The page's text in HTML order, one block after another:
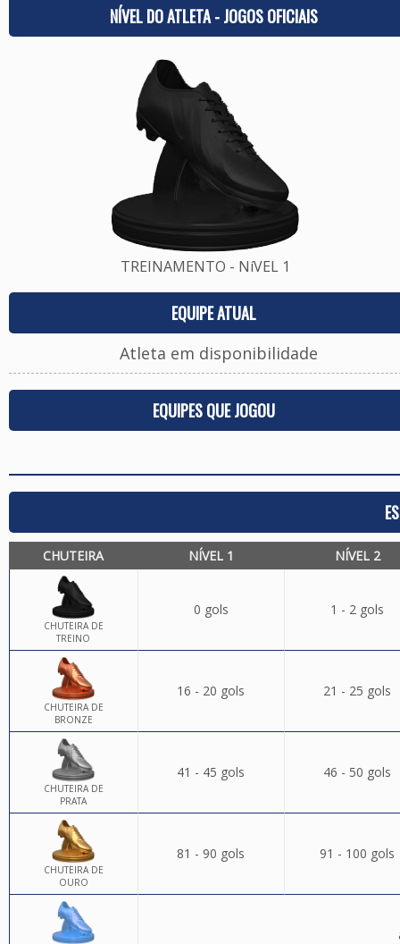
NÍVEL DO ATLETA - JOGOS OFICIAIS
TREINAMENTO - NíVEL 1
EQUIPE ATUAL
Atleta em disponibilidade
EQUIPES QUE JOGOU
CHUTEIRA NÍVEL 1 NÍVEL 2
CHUTEIRA DE
TREINO
0 gols 1 - 2 gols
CHUTEIRA DE
BRONZE
16 - 20 gols 21 - 25 gols
CHUTEIRA DE
PRATA
41 - 45 gols 46 - 50 gols
CHUTEIRA DE
OURO
81 - 90 gols 91 - 100 gols